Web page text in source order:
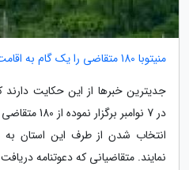
منیتوبا 180 متقاضی را یک گام به اقامت دائم کانادا نزدیک تر کرد
جدیترین خبرها از این حکایت
در 7 نوامبر
انتخاب شدن از طرف این استان به
نمایند. متقاضیانی که دعوتنامه